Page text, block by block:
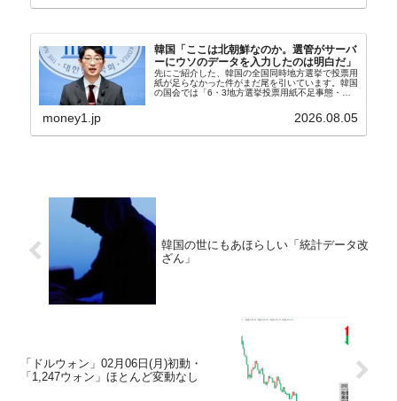
韓国「ここは北朝鮮なのか。選管がサーバ
ーにウソのデータを入力したのは明白だ」
先にご紹介した、韓国の全国同時地方選挙で投票用
紙が足らなかった件がまだ尾を引いています。韓国
の国会では「6・3地方選挙投票用紙不足事態・国
す。『国民の力』の朱晋佑（チュ・ジヌ）議員はそ
money1.jp 2026.08.05
韓国の世にもあほらしい「統計データ改
ざん」
「ドルウォン」02月06日(月)初動・
「1,247ウォン」ほとんど変動なし